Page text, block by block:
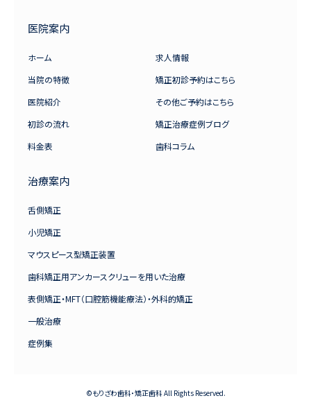
医院案内
ホーム
当院の特徴
医院紹介
初診の流れ
料金表
求人情報
矯正初診予約はこちら
その他ご予約はこちら
矯正治療症例ブログ
歯科コラム
治療案内
舌側矯正
小児矯正
マウスピース型矯正装置
歯科矯正用アンカースクリューを用いた治療
表側矯正・MFT（口腔筋機能療法）・外科的矯正
一般治療
症例集
©もりざわ歯科・矯正歯科 All Rights Reserved.